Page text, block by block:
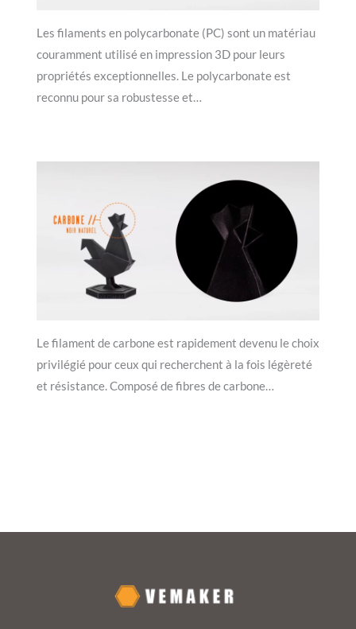
Les filaments en polycarbonate (PC) sont un matériau
couramment utilisé en impression 3D pour leurs
propriétés exceptionnelles. Le polycarbonate est
reconnu pour sa robustesse et…
Le filament de carbone est rapidement devenu le choix
privilégié pour ceux qui recherchent à la fois légèreté
et résistance. Composé de fibres de carbone…